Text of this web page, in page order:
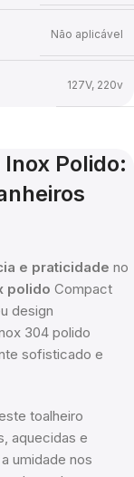
Não aplicável
127V, 220v
Polido:
e praticidade no
polido Compact
design
304 polido
sofisticado e
toalheiro
aquecidas e
umidade nos